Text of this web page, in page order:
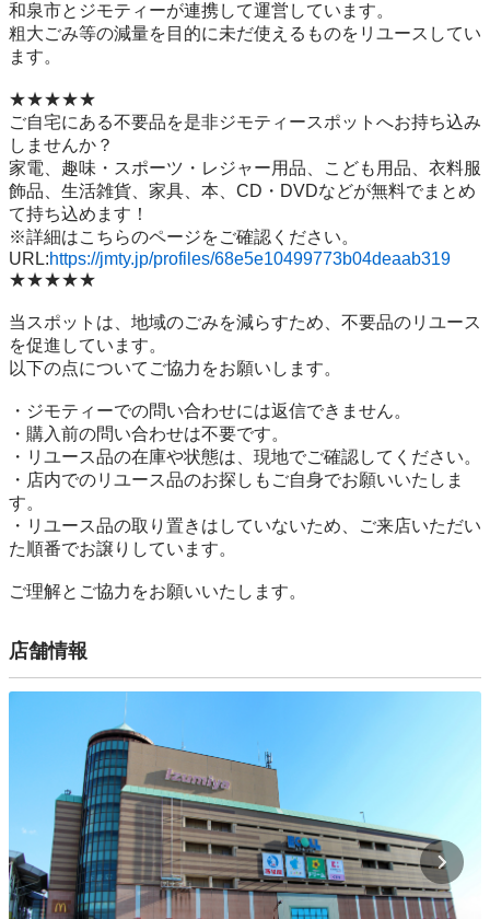
和泉市とジモティーが連携して運営しています。
粗⼤ごみ等の減量を⽬的に未だ使えるものをリユースしてい
ます。
★★★★★
ご自宅にある不要品を是非ジモティースポットへお持ち込み
しませんか？
家電、趣味・スポーツ・レジャー用品、こども用品、衣料服
飾品、生活雑貨、家具、本、CD・DVDなどが無料でまとめ
て持ち込めます！
※詳細はこちらのページをご確認ください。
URL:https://jmty.jp/profiles/68e5e10499773b04deaab319
★★★★★
当スポットは、地域のごみを減らすため、不要品のリユース
を促進しています。
以下の点についてご協力をお願いします。
・ジモティーでの問い合わせには返信できません。
・購入前の問い合わせは不要です。
・リユース品の在庫や状態は、現地でご確認してください。
・店内でのリユース品のお探しもご自身でお願いいたしま
す。
・リユース品の取り置きはしていないため、ご来店いただい
た順番でお譲りしています。
ご理解とご協力をお願いいたします。
店舗情報